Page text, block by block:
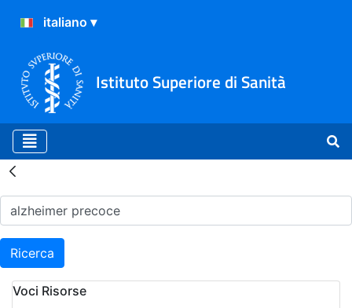
Istituto Superiore di Sanità
Risultati della Ricerca -
Ricerca
Voci Risorse